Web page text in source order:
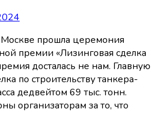
прошла церемония
премии «Лизинговая сделка
досталась не нам. Главную
по строительству танкера-
дедвейтом 69 тыс. тонн.
организаторам за то, что